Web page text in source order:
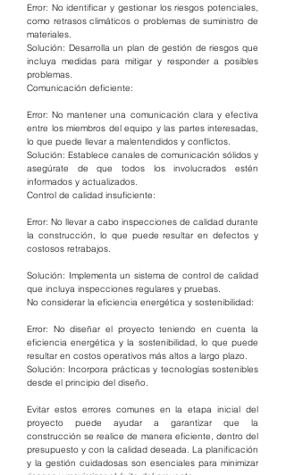
Error: No identificar y gestionar los riesgos potenciales,
como retrasos climáticos o problemas de suministro de
materiales.
Solución: Desarrolla un plan de gestión de riesgos que
incluya medidas para mitigar y responder a posibles
problemas.
Comunicación deficiente:
Error: No mantener una comunicación clara y efectiva
entre los miembros del equipo y las partes interesadas,
lo que puede llevar a malentendidos y conflictos.
Solución: Establece canales de comunicación sólidos y
asegúrate de que todos los involucrados estén
informados y actualizados.
Control de calidad insuficiente:
Error: No llevar a cabo inspecciones de calidad durante
la construcción, lo que puede resultar en defectos y
costosos retrabajos.
Solución: Implementa un sistema de control de calidad
que incluya inspecciones regulares y pruebas.
No considerar la eficiencia energética y sostenibilidad:
Error: No diseñar el proyecto teniendo en cuenta la
eficiencia energética y la sostenibilidad, lo que puede
resultar en costos operativos más altos a largo plazo.
Solución: Incorpora prácticas y tecnologías sostenibles
desde el principio del diseño.
Evitar estos errores comunes en la etapa inicial del
proyecto puede ayudar a garantizar que la
construcción se realice de manera eficiente, dentro del
presupuesto y con la calidad deseada. La planificación
y la gestión cuidadosas son esenciales para minimizar